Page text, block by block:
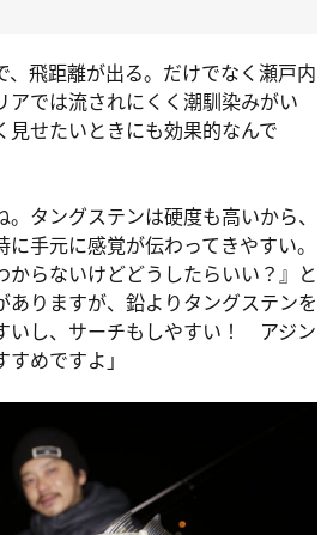
、飛距離が出る。だけでなく瀬戸内
アでは流されにくく潮馴染みがい
見せたいときにも効果的なんで
。タングステンは硬度も高いから、
手元に感覚が伝わってきやすい。
からないけどどうしたらいい？』と
ありますが、鉛よりタングステンを
いし、サーチもしやすい！ アジン
めですよ」